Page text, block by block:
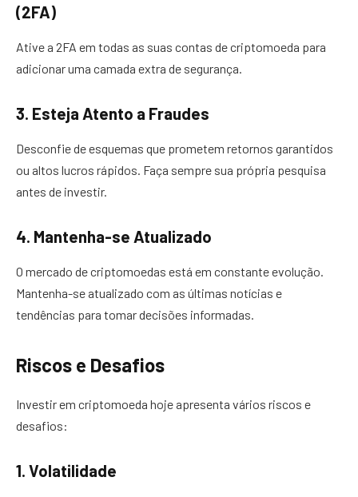
(2FA)
Ative a 2FA em todas as suas contas de criptomoeda para
adicionar uma camada extra de segurança.
3. Esteja Atento a Fraudes
Desconfie de esquemas que prometem retornos garantidos
ou altos lucros rápidos. Faça sempre sua própria pesquisa
antes de investir.
4. Mantenha-se Atualizado
O mercado de criptomoedas está em constante evolução.
Mantenha-se atualizado com as últimas notícias e
tendências para tomar decisões informadas.
Riscos e Desafios
Investir em criptomoeda hoje apresenta vários riscos e
desafios:
1. Volatilidade